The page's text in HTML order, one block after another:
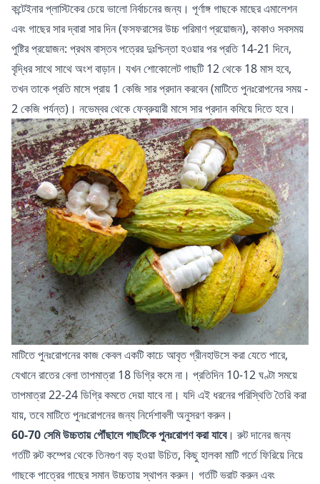
কন্টেইনার প্লাস্টিকের চেয়ে ভালো নির্বাচনের জন্য। পূর্ণাঙ্গ গাছকেমাছের এমালেশন
এবং গাছের সার দ্বারাসার দিন (ফসফরাসের উচ্চ পরিমাণ প্রয়োজন), কাকাও সবসময়
পুষ্টির প্রয়োজন: প্রথম বাস্তব পত্রের দুঃশ্চিন্তা হওয়ার পর প্রতি 14-21 দিনে,
বৃদ্ধির সাথে সাথে অংশ বাড়ান। যখন শোকোলেট গাছটি 12 থেকে 18 মাস হবে,
তখন তাকে প্রতি মাসে প্রায় 1 কেজি সার প্রদান করবেন (মাটিতে পুনঃরোপনের সময় -
2 কেজি পর্যন্ত)। নভেম্বর থেকে ফেব্রুয়ারী মাসে সার প্রদান কমিয়ে দিতে হবে।
মাটিতে পুনঃরোপনের কাজ কেবল একটি কাচে আবৃত গ্রীনহাউসে করা যেতে পারে,
যেখানে রাতের বেলা তাপমাত্রা 18 ডিগ্রি কমে না। প্রতিদিন 10-12 ঘণ্টা সময়ে
তাপমাত্রা 22-24 ডিগ্রি কমতে দেয়া যাবে না। যদি এই ধরনের পরিস্থিতি তৈরি করা
যায়, তবে মাটিতে পুনঃরোপনের জন্য নির্দেশাবলী অনুসরণ করুন।
60-70 সেমি উচ্চতায় পৌঁছালে গাছটিকে পুনঃরোপণ করা যাবে। রুট দানের জন্য
গর্তটি রুট কম্পের থেকে তিনগুণ বড় হওয়া উচিত, কিছু হালকা মাটি গর্তে ফিরিয়ে নিয়ে
গাছকে পাত্রের গাছের সমান উচ্চতায় স্থাপন করুন। গর্তটি ভরাট করুন এবং